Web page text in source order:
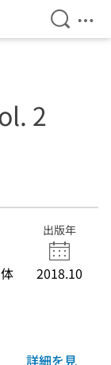
検索を
メ
2
出版年
2018.10
詳細を見